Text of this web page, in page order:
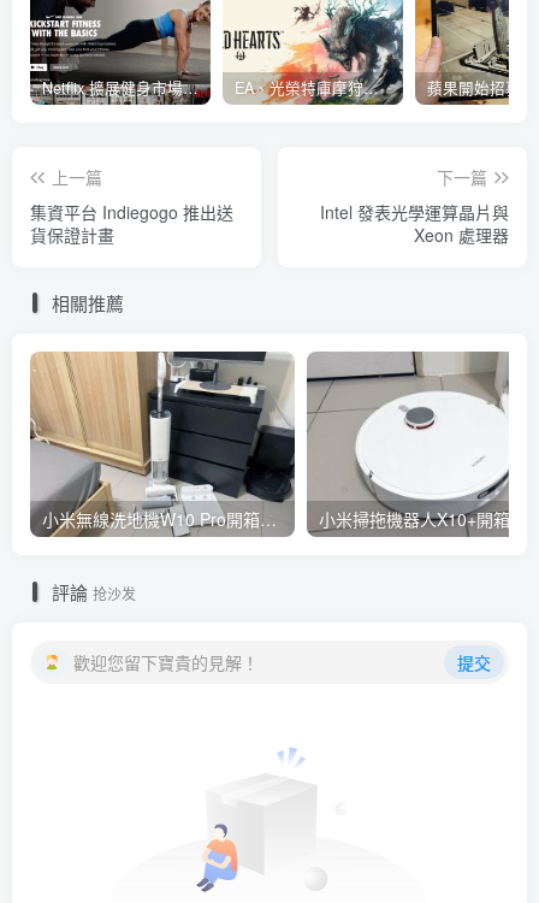
Netflix 擴展健身市場 與 Nike 合作推出《Nike Training Club》系列健身影片 EA、光榮特庫摩狩獵冒險遊戲《WILD HEARTS》公布「強大化獸」宣傳影片
上一篇
集資平台 Indiegogo 推出送
貨保證計畫
下一篇
Intel 發表光學運算晶片與
Xeon 處理器
相關推薦
小米無線洗地機W10 Pro開箱評測心得：吸塵拖地清洗3合1、90度可調式機身、續航力35分鐘、售價15995元
評論 抢沙发
歡迎您留下寶貴的見解！ 提交